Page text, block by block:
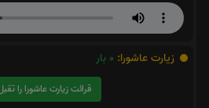
زیارت عاشورا: 0 بار
قرائت زیارت عاشورا را تقبل میکنم